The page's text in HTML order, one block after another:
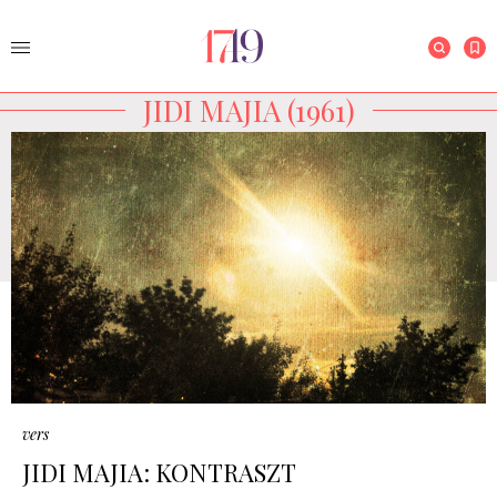
JIDI MAJIA (1961)
vers
JIDI MAJIA: KONTRASZT